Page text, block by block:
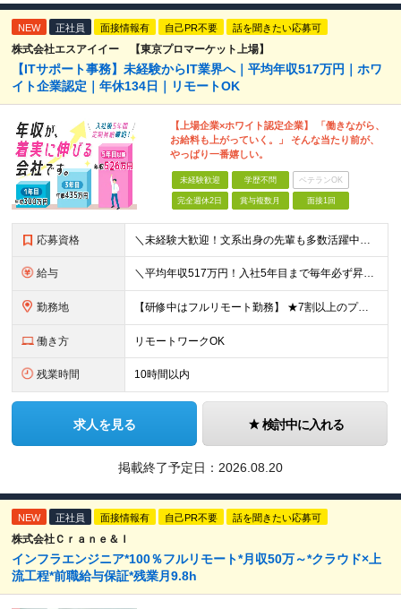
NEW 正社員 面接情報有 自己PR不要 話を聞きたい応募可
株式会社エスアイイー 【東京プロマーケット上場】
【ITサポート事務】未経験からIT業界へ｜平均年収517万円｜ホワ
イト企業認定｜年休134日｜リモートOK
【上場企業×ホワイト認定企業】 「働きながら、
お給料も上がっていく。」 そんな当たり前が、
やっぱり一番嬉しい。
未経験歓迎 学歴不問 ベテランOK
完全週休2日 賞与複数月 面接1回
応募資格 ＼未経験大歓迎！文系出身の先輩も多数活躍中／ ◆PCスキルに自信のない方も歓迎 ◆完全未経験OK ◆社会人デビューもOK ◆学歴不問 「働きながら少しずつ専門スキルを身につけたい」という意欲重視の採
給与 ＼平均年収517万円！入社5年目まで毎年必ず昇給／ ■賞与年3回 ■年収800万円以上も可 ■入社3年以上の平均年収469.2万円 月給23万2000円以上＋賞与年3回＋各種手当 ☆入社5年目まで最
勤務地 【研修中はフルリモート勤務】 ★7割以上のプロジェクトでリモートワークを導入 ★一都三県のプロジェクト先 ★転居を伴う転勤なし ＜プロジェクト先＞ 東京・神奈川・千葉・埼玉でのプロジェクト先にて勤務
働き方 リモートワークOK
残業時間 10時間以内
求人を見る 検討中に入れる
掲載終了予定日： 2026.08.20
NEW 正社員 面接情報有 自己PR不要 話を聞きたい応募可
株式会社Ｃｒａｎｅ＆Ｉ
インフラエンジニア*100％フルリモート*月収50万～*クラウド×上
流工程*前職給与保証*残業月9.8h